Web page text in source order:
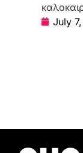
July